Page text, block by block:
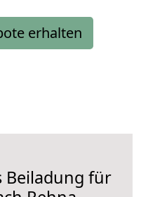
erhalten
Beiladung für